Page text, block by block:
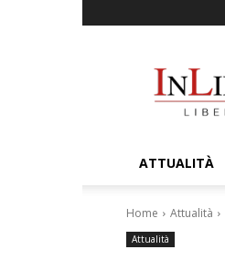
ATTUALITÀ
Home Attualità
Attualità